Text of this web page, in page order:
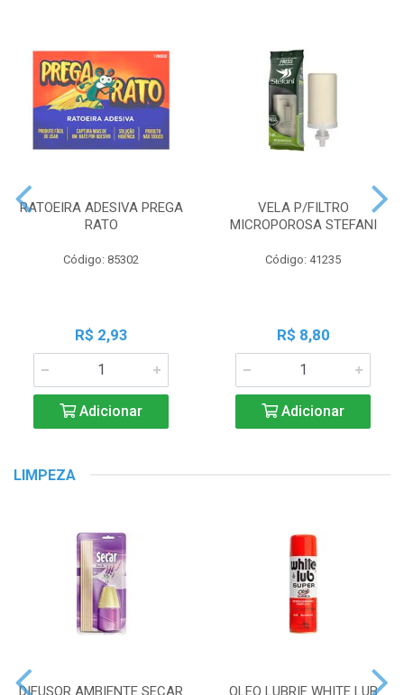
RATOEIRA ADESIVA PREGA
RATO
Código: 85302
R$ 2,93
Adicionar
VELA P/FILTRO
MICROPOROSA STEFANI
Código: 41235
R$ 8,80
Adicionar
LIMPEZA
DIFUSOR AMBIENTE SECAR OLEO LUBRIF WHITE LUB